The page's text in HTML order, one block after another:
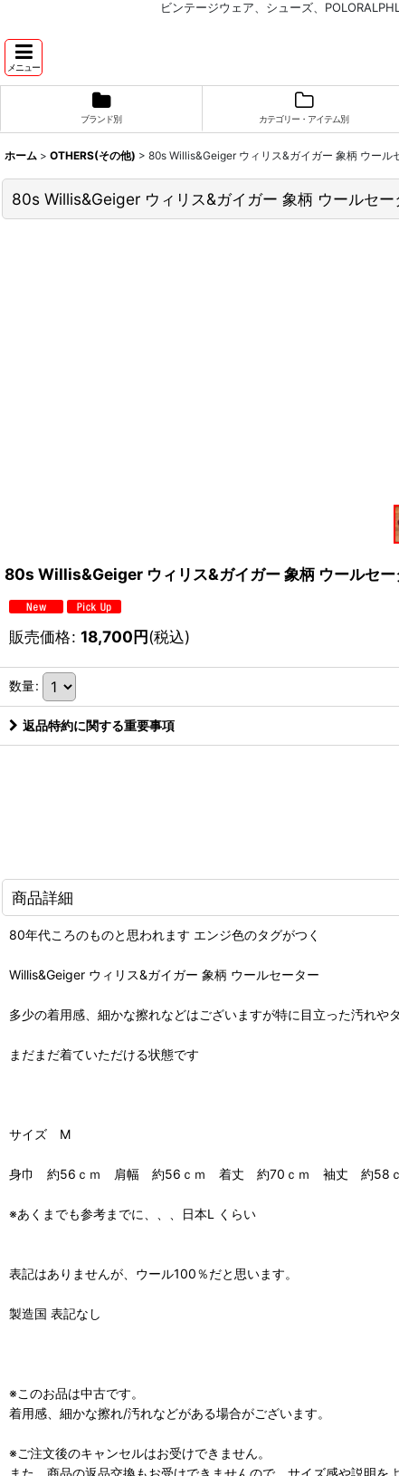
ビンテージウェア、シューズ、
メニュー
ブランド別 カテゴリー・アイテム別
ホーム > OTHERS(その他) > 80s Willis&Geiger ウィリス&ガイガー 象柄 ウー
80s Willis&Geiger ウィリス&ガイガー 象柄 ウールセ
80s Willis&Geiger ウィリス&ガイガー 象柄 ウールセ
販売価格: 18,700円(税込)
数量:
返品特約に関する重要事項
商品詳細
80年代ころのものと思われます エンジ色のタグがつく
Willis&Geiger ウィリス&ガイガー 象柄 ウールセーター
多少の着用感、細かな擦れなどはございますが特に目立った汚れや
まだまだ着ていただける状態です
サイズ M
身巾 約56ｃｍ 肩幅 約56ｃｍ 着丈 約70ｃｍ 袖丈 約58
※あくまでも参考までに、、、日本L くらい
表記はありませんが、ウール100％だと思います。
製造国 表記なし
※このお品は中古です。
着用感、細かな擦れ/汚れなどがある場合がございます。
※ご注文後のキャンセルはお受けできません。
また、商品の返品交換もお受けできませんので、サイズ感や説明を